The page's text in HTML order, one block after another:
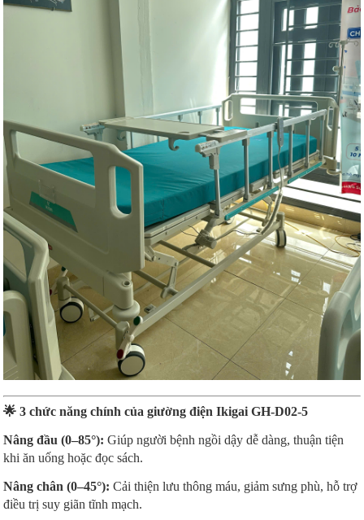
🌟3 chức năng chính của giường điện Ikigai GH-D02-5
Nâng đầu (0–85°): Giúp người bệnh ngồi dậy dễ dàng, thuận tiện
khi ăn uống hoặc đọc sách.
Nâng chân (0–45°): Cải thiện lưu thông máu, giảm sưng phù, hỗ trợ
điều trị suy giãn tĩnh mạch.